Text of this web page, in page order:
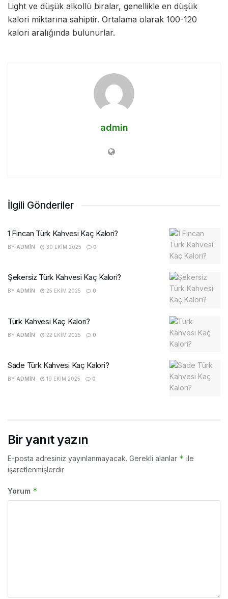
Light ve düşük alkollü biralar, genellikle en düşük
kalori miktarına sahiptir. Ortalama olarak 100-120
kalori aralığında bulunurlar.
admin
İlgili Gönderiler
1 Fincan Türk Kahvesi Kaç Kalori?
BY ADMIN 30 EKIM 2025 0
Şekersiz Türk Kahvesi Kaç Kalori?
BY ADMIN 25 EKIM 2025 0
Türk Kahvesi Kaç Kalori?
BY ADMIN 22 EKIM 2025 0
Sade Türk Kahvesi Kaç Kalori?
BY ADMIN 19 EKIM 2025 0
Bir yanıt yazın
E-posta adresiniz yayınlanmayacak. Gerekli alanlar * ile
işaretlenmişlerdir
Yorum *